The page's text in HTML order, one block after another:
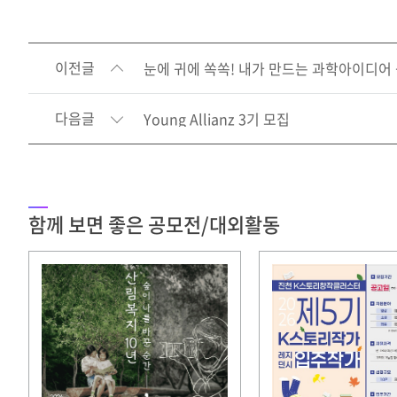
이전글 눈에 귀에 쏙쏙! 내가 만드는 과학아이디어
다음글 Young Allianz 3기 모집
함께 보면 좋은 공모전/대외활동